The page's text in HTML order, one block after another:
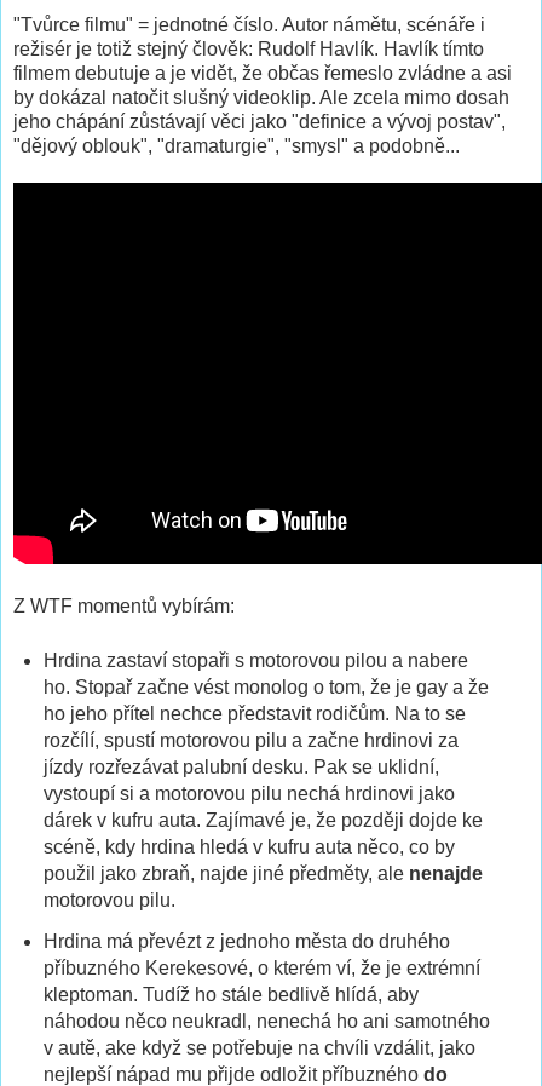
"Tvůrce filmu" = jednotné číslo. Autor námětu, scénáře i
režisér je totiž stejný člověk: Rudolf Havlík. Havlík tímto
filmem debutuje a je vidět, že občas řemeslo zvládne a asi
by dokázal natočit slušný videoklip. Ale zcela mimo dosah
jeho chápání zůstávají věci jako "definice a vývoj postav",
"dějový oblouk", "dramaturgie", "smysl" a podobně...
Z WTF momentů vybírám:
Hrdina zastaví stopaři s motorovou pilou a nabere
ho. Stopař začne vést monolog o tom, že je gay a že
ho jeho přítel nechce představit rodičům. Na to se
rozčílí, spustí motorovou pilu a začne hrdinovi za
jízdy rozřezávat palubní desku. Pak se uklidní,
vystoupí si a motorovou pilu nechá hrdinovi jako
dárek v kufru auta. Zajímavé je, že později dojde ke
scéně, kdy hrdina hledá v kufru auta něco, co by
použil jako zbraň, najde jiné předměty, ale nenajde
motorovou pilu.
Hrdina má převézt z jednoho města do druhého
příbuzného Kerekesové, o kterém ví, že je extrémní
kleptoman. Tudíž ho stále bedlivě hlídá, aby
náhodou něco neukradl, nenechá ho ani samotného
v autě, ake když se potřebuje na chvíli vzdálit, jako
nejlepší nápad mu přijde odložit příbuzného do